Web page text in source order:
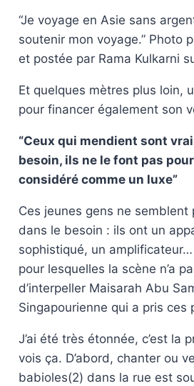
“Je voyage en Asie sans
soutenir mon voyage.” Photo
et postée par Rama Kulkarni
Et quelques mètres plus loin,
pour financer également son
“Ceux qui mendient sont
besoin, ils ne le font pas
considéré comme un luxe”
Ces jeunes gens ne
dans le besoin : ils ont un
sophistiqué, un
pour lesquelles la scène n’a
d’interpeller Maisarah Abu
Singapourienne qui a pris ces
J’ai été très étonnée, c’est la
vois ça. D’abord, chanter ou
babioles(2) dans la rue est